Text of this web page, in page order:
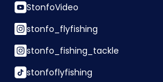
StonfoVideo
stonfo_flyfishing
stonfo_fishing_tackle
stonfoflyfishing